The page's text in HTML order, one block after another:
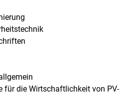
für die Wirtschaftlichkeit von PV-